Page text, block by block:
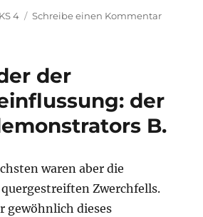
4 Schreibe einen Kommentarzu
der
der
B.
waren aber die
Zwerchfells.
gewöhnlich dieses